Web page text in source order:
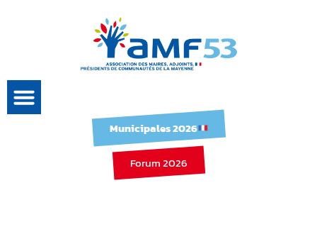
Municipales 2026
Forum 2026